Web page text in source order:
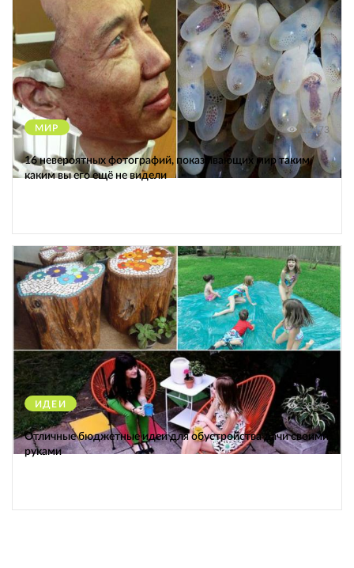
МИР 12473
16 невероятных фотографий, показывающих мир таким,
каким вы его ещё не видели
ИДЕИ 38546
Отличные бюджетные идеи для обустройства дачи своими
руками